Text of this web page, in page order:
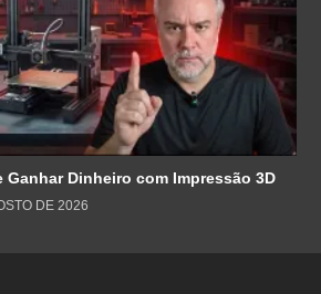
Ganhar Dinheiro com Impressão 3D
DE 2026